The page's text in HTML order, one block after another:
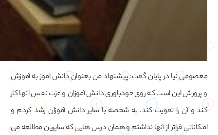
معصومی نیا در پایان گفت: پیشنهاد من بعنوان دانش آموز به آموزش
و پرورش این است که روی خودباوری دانش آموزان و غزت نفس آنها کار
کند و آن را تقویت کند. به شخصه با سایر دانش آموزان رشد کردم و
امکاناتی فراتر از آنها نداشتم و همان درس هایی که سایرین مطالعه می